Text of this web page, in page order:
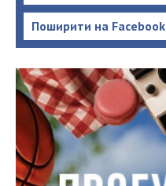
Поширити на Facebook